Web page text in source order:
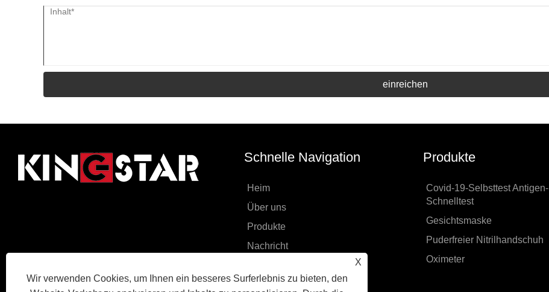
einreichen
X
Wir verwenden Cookies, um Ihnen ein besseres Surferlebnis zu bieten, den
Schnelle Navigation
Heim
Über uns
Produkte
Nachricht
Anfrage absenden
Produkte
Covid-19-Selbsttest Antigen-
Schnelltest
Gesichtsmaske
Puderfreier Nitrilhandschuh
Oximeter